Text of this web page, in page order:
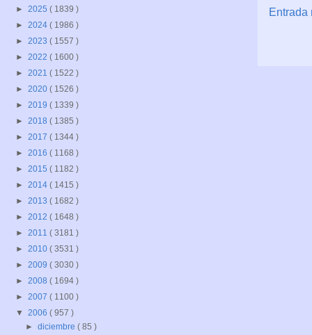
Entrada
► 2025 ( 1839 )
► 2024 ( 1986 )
► 2023 ( 1557 )
► 2022 ( 1600 )
► 2021 ( 1522 )
► 2020 ( 1526 )
► 2019 ( 1339 )
► 2018 ( 1385 )
► 2017 ( 1344 )
► 2016 ( 1168 )
► 2015 ( 1182 )
► 2014 ( 1415 )
► 2013 ( 1682 )
► 2012 ( 1648 )
► 2011 ( 3181 )
► 2010 ( 3531 )
► 2009 ( 3030 )
► 2008 ( 1694 )
► 2007 ( 1100 )
▼ 2006 ( 957 )
►diciembre( 85 )